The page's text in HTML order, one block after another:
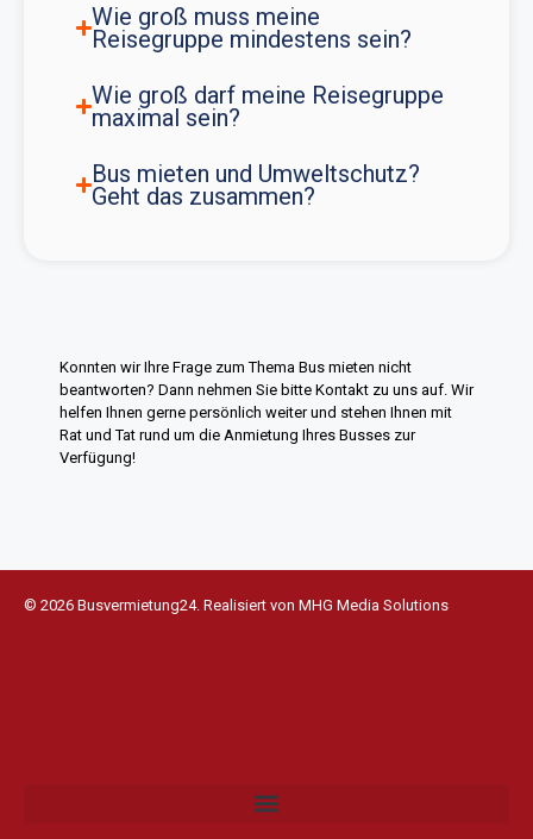
Wie groß muss meine
Reisegruppe mindestens sein?
Wie groß darf meine Reisegruppe
maximal sein?
Bus mieten und Umweltschutz?
Geht das zusammen?
Konnten wir Ihre Frage zum Thema Bus mieten nicht
beantworten? Dann nehmen Sie bitte Kontakt zu uns auf. Wir
helfen Ihnen gerne persönlich weiter und stehen Ihnen mit
Rat und Tat rund um die Anmietung Ihres Busses zur
Verfügung!
© 2026 Busvermietung24. Realisiert von MHG Media Solutions